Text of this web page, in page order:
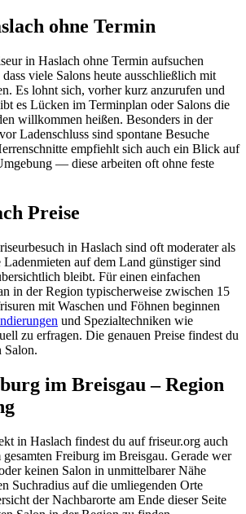
ohne Termin
in Haslach ohne Termin aufsuchen
viele Salons heute ausschließlich mit
Es lohnt sich, vorher kurz anzurufen und
es Lücken im Terminplan oder Salons die
willkommen heißen. Besonders in der
Ladenschluss sind spontane Besuche
empfiehlt sich auch ein Blick auf
— diese arbeiten oft ohne feste
Preise
in Haslach sind oft moderater als
auf dem Land günstiger sind
bleibt. Für einen einfachen
in der Region typischerweise zwischen 15
mit Waschen und Föhnen beginnen
und Spezialtechniken wie
zu erfragen. Die genauen Preise findest du
Salon.
im Breisgau – Region
in Haslach findest du auf friseur.org auch
gesamten Freiburg im Breisgau. Gerade wer
keinen Salon in unmittelbarer Nähe
Suchradius auf die umliegenden Orte
der Nachbarorte am Ende dieser Seite